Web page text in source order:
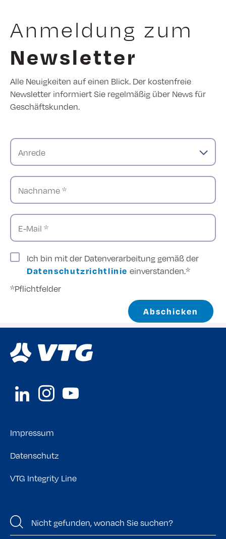
Anmeldung zum
Newsletter
Alle Neuigkeiten auf einen Blick. Der kostenfreie
Newsletter informiert Sie regelmäßig über News für
Geschäftskunden.
Anrede
Nachname *
E-Mail *
Ich bin mit der Datenverarbeitung gemäß der
Datenschutzrichtlinie einverstanden.*
*Pflichtfelder
Abschicken
Impressum
Datenschutz
VTG Integrity Line